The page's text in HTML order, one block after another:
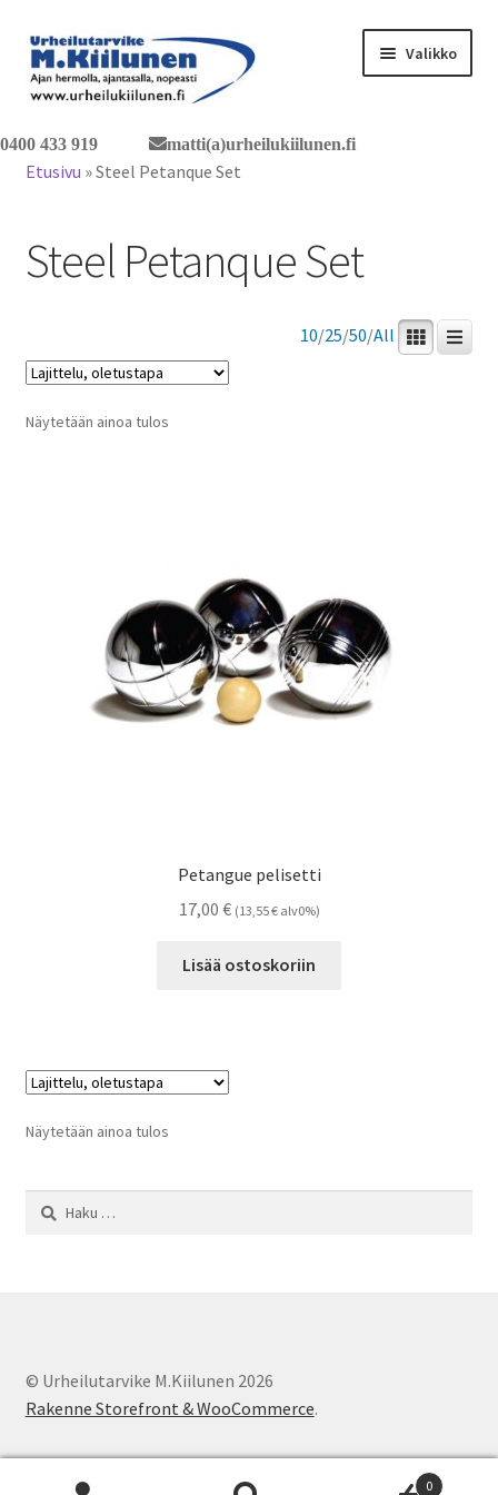
0400 433 919 matti(a)urheilukiilunen.fi
Siirry
navigointiin
Siirry
sisältöön
Valikko
Tervetuloa verkkokauppaan
Yhteystiedot
Etusivu »Steel Petanque Set
Steel Petanque Set
10/25/50/All
Näytetään ainoa tulos
Petangue pelisetti
17,00 € (13,55€alv0%)
Lisää ostoskoriin
Näytetään ainoa tulos
Haku:
© Urheilutarvike M.Kiilunen 2026
Rakenne Storefront & WooCommerce.
0